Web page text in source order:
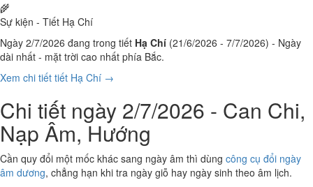
🌾
Sự kiện - Tiết Hạ Chí
Ngày 2/7/2026 đang trong tiết Hạ Chí (21/6/2026 - 7/7/2026) - Ngày
dài nhất - mặt trời cao nhất phía Bắc.
Xem chi tiết tiết Hạ Chí →
Chi tiết ngày 2/7/2026 - Can Chi,
Nạp Âm, Hướng
Cần quy đổi một mốc khác sang ngày âm thì dùng công cụ đổi ngày
âm dương, chẳng hạn khi tra ngày giỗ hay ngày sinh theo âm lịch.